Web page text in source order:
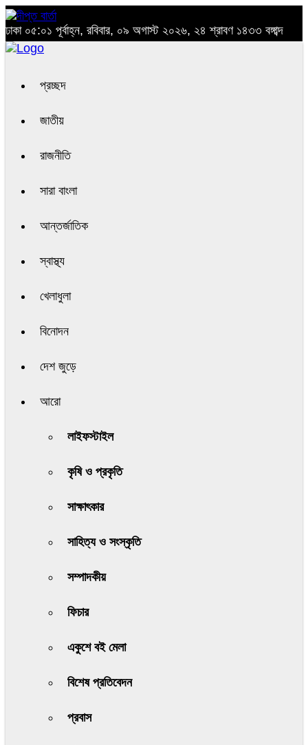
ঢাকা ০৫:০১ পূর্বাহ্ন, রবিবার, ০৯ অগাস্ট ২০২৬, ২৪ শ্রাবণ ১৪৩৩ বঙ্গাব্দ
প্রচ্ছদ
জাতীয়
রাজনীতি
সারা বাংলা
আন্তর্জাতিক
স্বাস্থ্য
খেলাধুলা
বিনোদন
দেশ জুড়ে
আরো
লাইফস্টাইল
কৃষি ও প্রকৃতি
সাক্ষাৎকার
সাহিত্য ও সংস্কৃতি
সম্পাদকীয়
ফিচার
একুশে বই মেলা
বিশেষ প্রতিবেদন
প্রবাস